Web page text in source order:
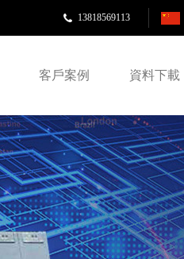
13818569113
客戶案例 資料下載